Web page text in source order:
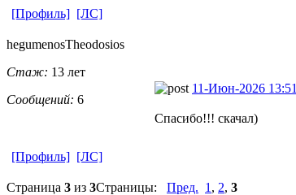
[Профиль] [ЛС]
hegumenosThe​odosios
Стаж: 13 лет
Сообщений: 6
11-Июн-2026 13:51
Спасибо!!! скачал)
[Профиль] [ЛС]
Страница 3 из 3Страницы: Пред. 1 , 2, 3